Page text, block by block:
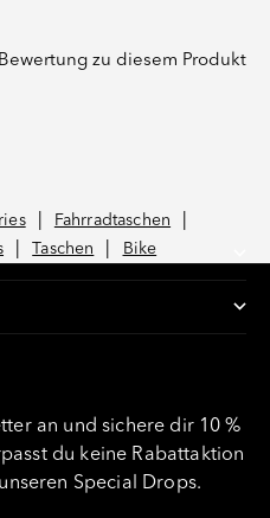
zu diesem Produkt
Fahrradtaschen
Taschen Bike
an und sichere dir 10 %
du keine Rabattaktion
Special Drops.